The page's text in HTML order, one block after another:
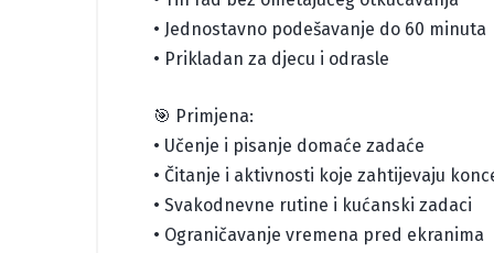
• Jednostavno podešavanje do 60 minuta
• Prikladan za djecu i odrasle
🎯 Primjena:
• Učenje i pisanje domaće zadaće
• Čitanje i aktivnosti koje zahtijevaju
• Svakodnevne rutine i kućanski zadaci
• Ograničavanje vremena pred ekranima